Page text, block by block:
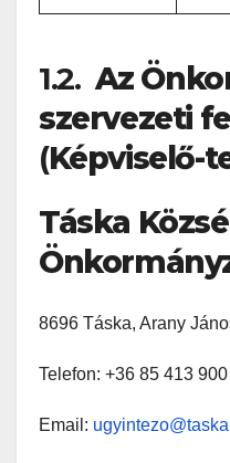
1.2.Az
szervezeti
(Képviselő-
Táska
8696 Táska, Arany
Telefon: +36 85 413 900
Email: